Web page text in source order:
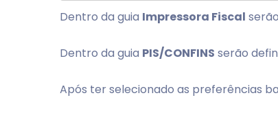
Dentro da guia Impressora Fiscal
Dentro da guia PIS/CONFINS serão
Após ter selecionado as preferências